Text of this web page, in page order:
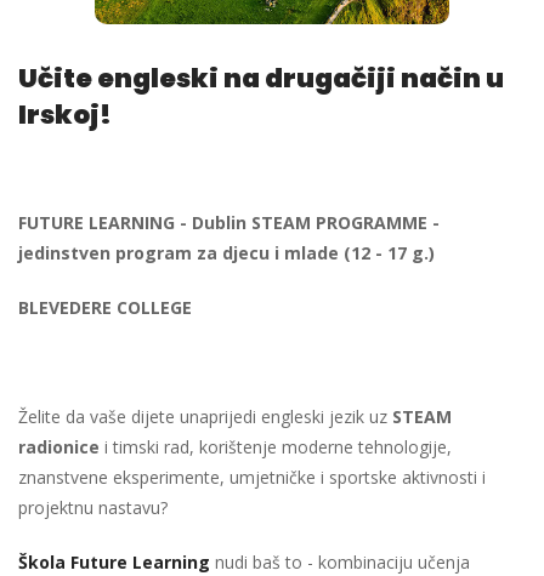
Učite engleski na drugačiji način u
Irskoj!
FUTURE LEARNING - Dublin STEAM PROGRAMME -
jedinstven program za djecu i mlade (12 - 17 g.)
BLEVEDERE COLLEGE
Želite da vaše dijete unaprijedi engleski jezik uz STEAM
radionice i timski rad, korištenje moderne tehnologije,
znanstvene eksperimente, umjetničke i sportske aktivnosti i
projektnu nastavu?
Škola Future Learning nudi baš to - kombinaciju učenja